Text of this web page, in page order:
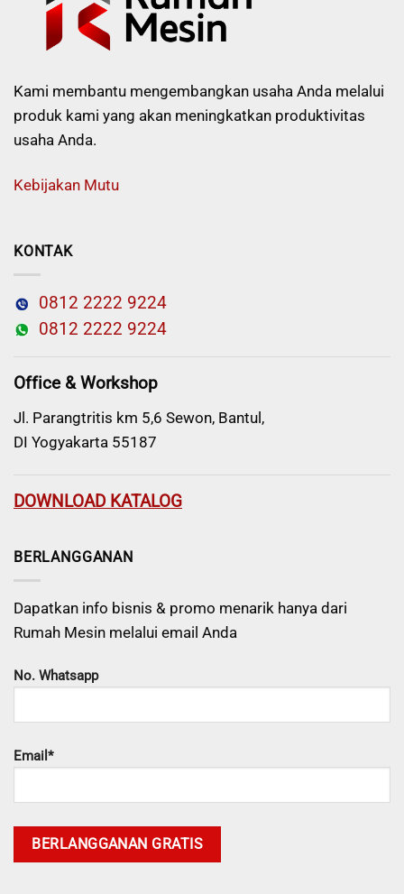
Kami membantu mengembangkan usaha Anda melalui
produk kami yang akan meningkatkan produktivitas
usaha Anda.
Kebijakan Mutu
KONTAK
0812 2222 9224
0812 2222 9224
Office & Workshop
Jl. Parangtritis km 5,6 Sewon, Bantul,
DI Yogyakarta 55187
DOWNLOAD KATALOG
BERLANGGANAN
Dapatkan info bisnis & promo menarik hanya dari
Rumah Mesin melalui email Anda
No. Whatsapp
Email*